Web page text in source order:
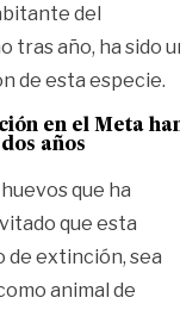
del
tras año, ha sido
de esta especie.
en el Meta
años
que ha
que esta
de extinción, sea
animal de